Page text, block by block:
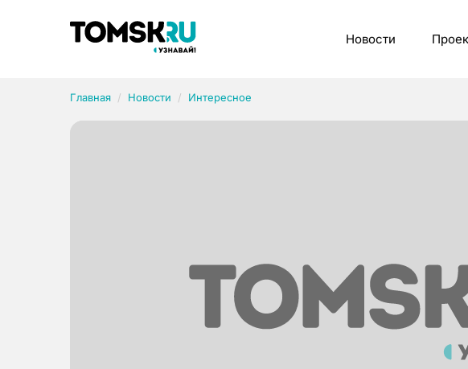
Новости
Главная Новости Интересное
Рубрики